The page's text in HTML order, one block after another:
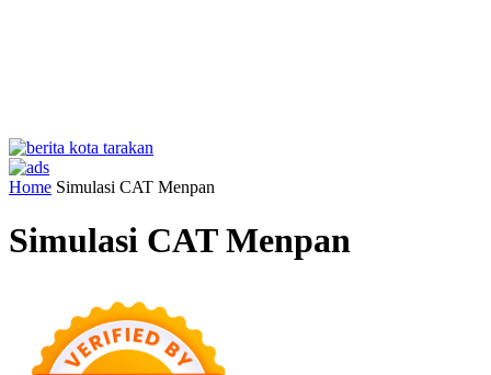
Home Simulasi CAT Menpan
Simulasi CAT Menpan